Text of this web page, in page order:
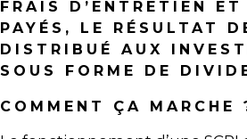
FRAIS D’ENTRETIEN ET
PAYÉS, LE RÉSULTAT
DISTRIBUÉ AUX
SOUS FORME DE
COMMENT ÇA MARCHE